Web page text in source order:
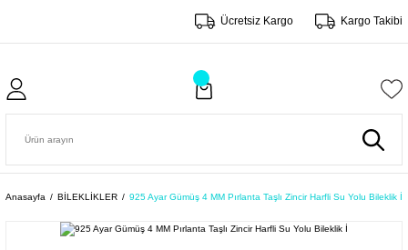
Ücretsiz Kargo Kargo Takibi
Anasayfa BİLEKLİKLER 925 Ayar Gümüş 4 MM Pırlanta Taşlı Zincir Harfli Su Yolu Bileklik İ